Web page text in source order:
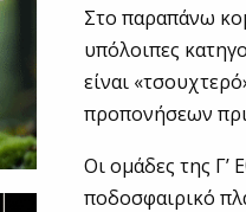
Στο παραπάνω
υπόλοιπες
είναι
προπονήσεων
Οι ομάδες της Γ’
ποδοσφαιρικό